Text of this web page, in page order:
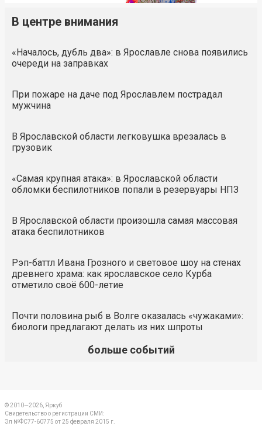
В центре внимания
«Началось, дубль два»: в Ярославле снова появились
очереди на заправках
При пожаре на даче под Ярославлем пострадал
мужчина
В Ярославской области легковушка врезалась в
грузовик
«Самая крупная атака»: в Ярославской области
обломки беспилотников попали в резервуары НПЗ
В Ярославской области произошла самая массовая
атака беспилотников
Рэп-баттл Ивана Грозного и световое шоу на стенах
древнего храма: как ярославское село Курба
отметило своё 600-летие
Почти половина рыб в Волге оказалась «чужаками»:
биологи предлагают делать из них шпроты
больше событий
© 2010—2026, Яркуб
Свидетельство о регистрации СМИ:
Эл №ФС77-60775 от 25 февраля 2015 г.